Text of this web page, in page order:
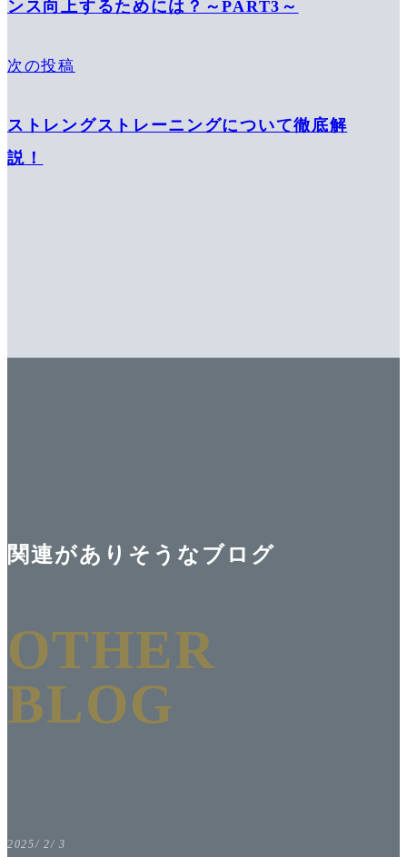
ンス向上するためには？～PART3～
次の投稿
ストレングストレーニングについて徹底解
説！
関連がありそうなブログ
OTHER
BLOG
2025/ 2/ 3